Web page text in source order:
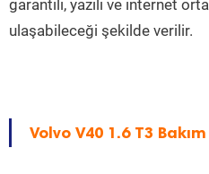
garantili, yazılı ve internet
ulaşabileceği şekilde verilir.
Volvo V40 1.6 T3